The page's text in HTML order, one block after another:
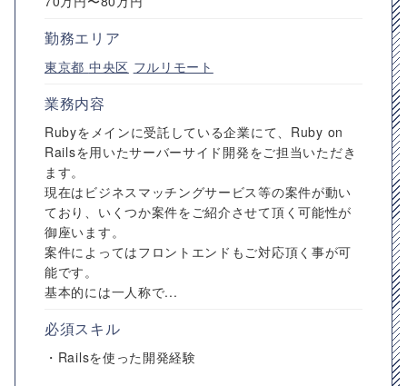
勤務エリア
東京都 中央区 フルリモート
業務内容
Rubyをメインに受託している企業にて、Ruby on
Railsを用いたサーバーサイド開発をご担当いただき
ます。
現在はビジネスマッチングサービス等の案件が動い
ており、いくつか案件をご紹介させて頂く可能性が
御座います。
案件によってはフロントエンドもご対応頂く事が可
能です。
基本的には一人称で...
必須スキル
・Railsを使った開発経験